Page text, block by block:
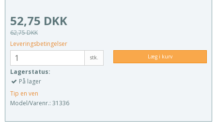
52,75 DKK
62,75 DKK
Leveringsbetingelser
stk. Læg i kurv
Lagerstatus:
På lager
Tip en ven
Model/Varenr.: 31336